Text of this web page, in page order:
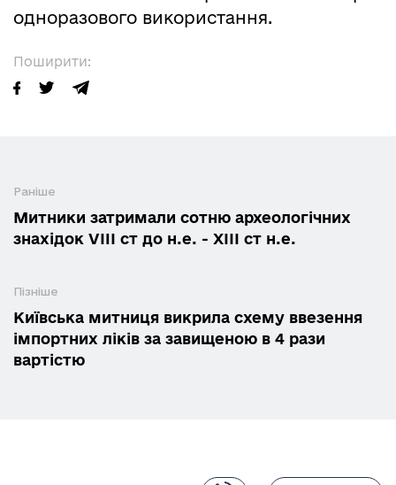
Поширити:
одноразового використання.
Раніше
Митники затримали сотню археологічних
знахідок VIII ст до н.е. - ХІІІ ст н.е.
Пізніше
Київська митниця викрила схему ввезення
імпортних ліків за завищеною в 4 рази
вартістю